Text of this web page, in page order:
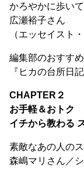
かろやかに歩いて
広瀬裕子さん
（エッセイスト
編集部のおすす
『ヒカの台所日
CHAPTER２
お手軽＆おトク
イチから教わる
素敵なあの人の
森嶋マリさん／